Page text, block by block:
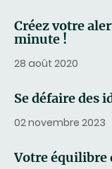
Créez votre
minute !
28 août 2020
Se défaire des
02 novembre 2023
Votre équilibre